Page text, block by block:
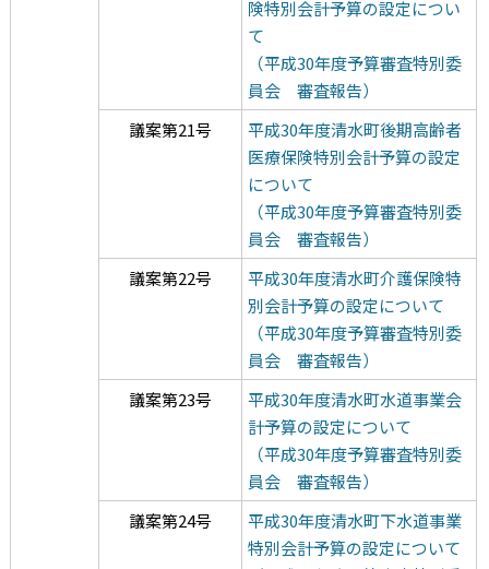
険特別会計予算の設定につい
て
（平成30年度予算審査特別委
員会 審査報告）
議案第21号
平成30年度清水町後期高齢者
医療保険特別会計予算の設定
について
（平成30年度予算審査特別委
員会 審査報告）
議案第22号
平成30年度清水町介護保険特
別会計予算の設定について
（平成30年度予算審査特別委
員会 審査報告）
議案第23号
平成30年度清水町水道事業会
計予算の設定について
（平成30年度予算審査特別委
員会 審査報告）
議案第24号
平成30年度清水町下水道事業
特別会計予算の設定について